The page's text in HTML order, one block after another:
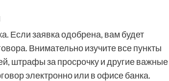
Если заявка одобрена, вам будет
Внимательно изучите все пункты
штрафы за просрочку и другие важные
электронно или в офисе банка.